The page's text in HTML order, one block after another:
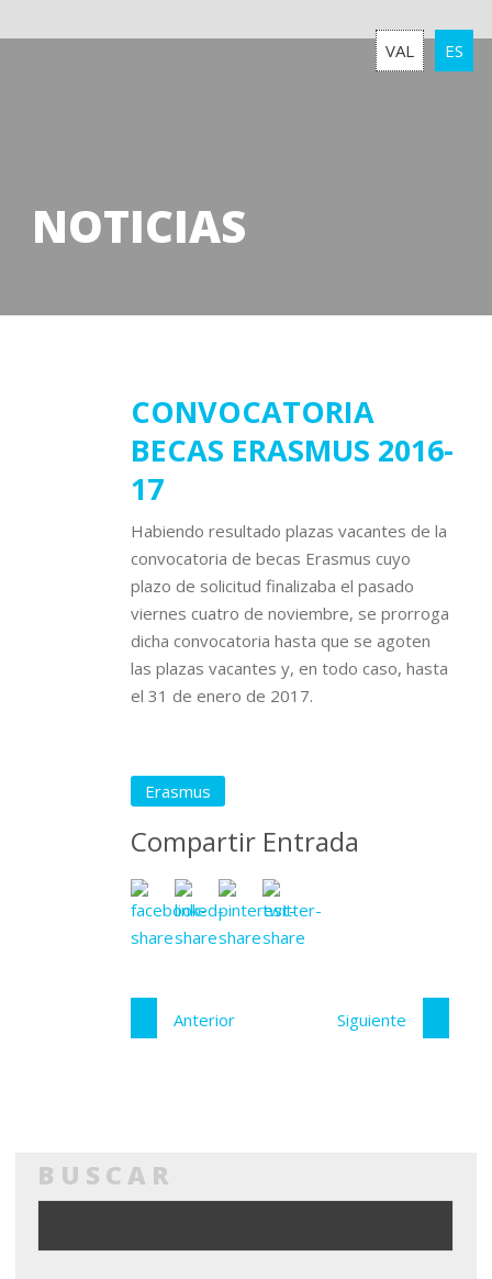
VAL ES
NOTICIAS
CONVOCATORIA
BECAS ERASMUS 2016-
17
Habiendo resultado plazas vacantes de la
convocatoria de becas Erasmus cuyo
plazo de solicitud finalizaba el pasado
viernes cuatro de noviembre, se prorroga
dicha convocatoria hasta que se agoten
las plazas vacantes y, en todo caso, hasta
el 31 de enero de 2017.
Erasmus
Compartir Entrada
Anterior Siguiente
BUSCAR